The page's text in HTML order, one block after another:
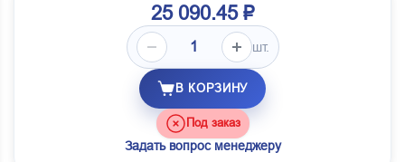
25 090.45 ₽
шт.
В КОРЗИНУ
Под заказ
Задать вопрос менеджеру